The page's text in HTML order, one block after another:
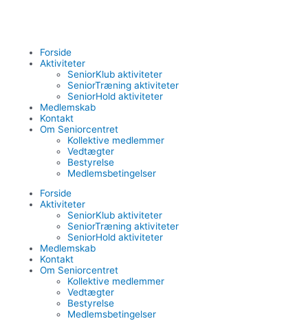
Forside
Aktiviteter
SeniorKlub aktiviteter
SeniorTræning aktiviteter
SeniorHold aktiviteter
Medlemskab
Kontakt
Om Seniorcentret
Kollektive medlemmer
Vedtægter
Bestyrelse
Medlemsbetingelser
Forside
Aktiviteter
SeniorKlub aktiviteter
SeniorTræning aktiviteter
SeniorHold aktiviteter
Medlemskab
Kontakt
Om Seniorcentret
Kollektive medlemmer
Vedtægter
Bestyrelse
Medlemsbetingelser